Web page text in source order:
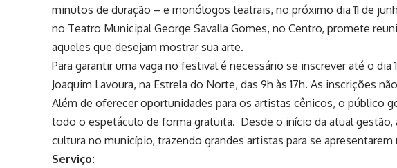
minutos de duração – e monólogos teatrais, no próximo dia 11 de
no Teatro Municipal George Savalla Gomes, no Centro, promete
aqueles que desejam mostrar sua arte.
Para garantir uma vaga no festival é necessário se inscrever até o dia
Joaquim Lavoura, na Estrela do Norte, das 9h às 17h. As inscrições
Além de oferecer oportunidades para os artistas cênicos, o público
todo o espetáculo de forma gratuita. Desde o início da atual gestão,
cultura no município, trazendo grandes artistas para se apresentarem
Serviço: